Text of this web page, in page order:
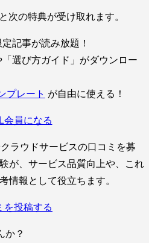
次の特典が受け取れます。
記事が読み放題！
「選び方ガイド」がダウンロー
プレート が自由に使える！
会員になる
ラウドサービスの口コミを募
が、サービス品質向上や、これ
情報として役立ちます。
を投稿する
か？